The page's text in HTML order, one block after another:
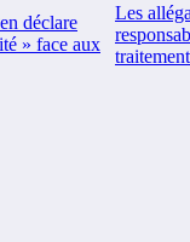
déclare
» face aux
Les